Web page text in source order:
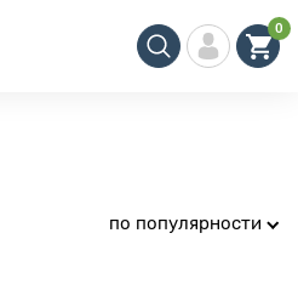
0
по популярности